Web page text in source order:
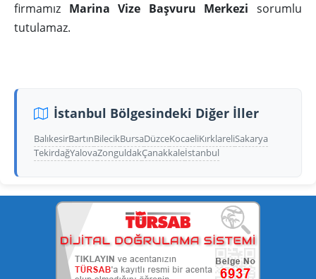
firmamız Marina Vize Başvuru Merkezi sorumlu
tutulamaz.
İstanbul Bölgesindeki Diğer İller
BalıkesirBartınBilecikBursaDüzceKocaeliKırklareliSakarya
TekirdağYalovaZonguldakÇanakkaleİstanbul